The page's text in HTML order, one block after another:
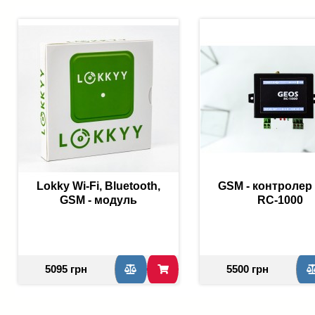
Lokky Wi-Fi, Bluetooth,
GSM - модуль
5095 грн
GSM - контролер
RC-1000
5500 грн